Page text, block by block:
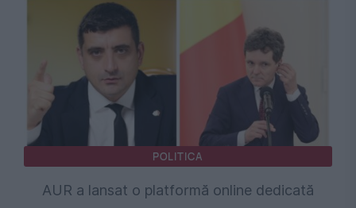
POLITICA
AUR a lansat o platformă online dedicată